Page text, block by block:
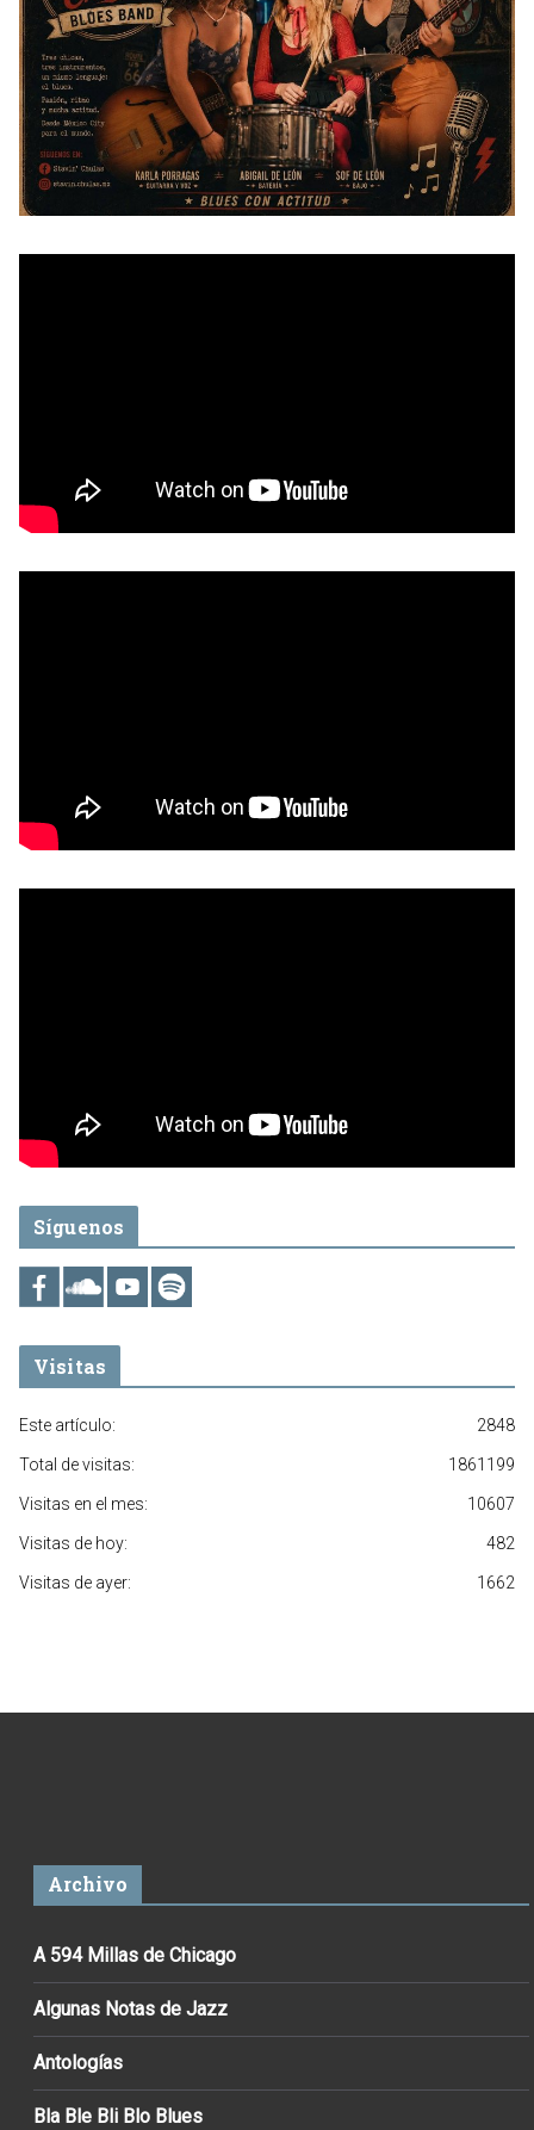
Síguenos
Visitas
2848
Este artículo:
1861199
Total de visitas:
10607
Visitas en el mes:
482
Visitas de hoy:
1662
Visitas de ayer:
Archivo
A 594 Millas de Chicago
Algunas Notas de Jazz
Antologías
Bla Ble Bli Blo Blues